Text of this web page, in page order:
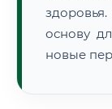
основу
новые